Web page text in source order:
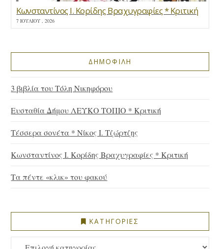
Κωνσταντίνος Ι. Κορίδης Βραχυγραφίες * Κριτική
7 ΙΟΥΛΊΟΥ , 2026
ΔΗΜΟΦΙΛΗ
3 βιβλία του Τόλη Νικηφόρου
Ευσταθία Δήμου ΛΕΥΚΟ ΤΟΠΙΟ * Κριτική
Τέσσερα σονέτα * Νίκος Ι. Τζώρτζης
Κωνσταντίνος Ι. Κορίδης Βραχυγραφίες * Κριτική
Τα πέντε «κλικ» του φακού
ΚΑΤΗΓΟΡΙΕΣ
ΚΑΤΗΓΟΡΙΕΣ